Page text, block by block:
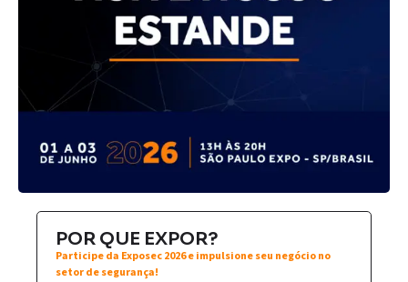
POR QUE EXPOR?
Participe da Exposec 2026 e impulsione seu negócio no
setor de segurança!